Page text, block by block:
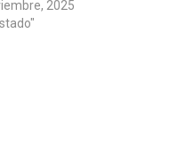
2025